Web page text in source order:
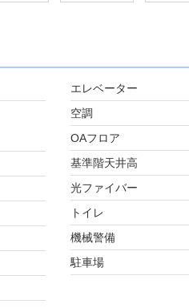
エレベーター
空調
OAフロア
基準階天井高
光ファイバー
トイレ
機械警備
駐車場